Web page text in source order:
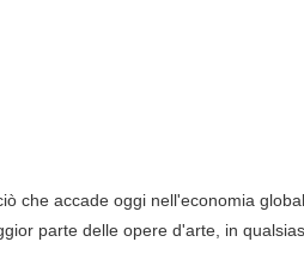
che accade oggi nell'economia
parte delle opere d'arte, in